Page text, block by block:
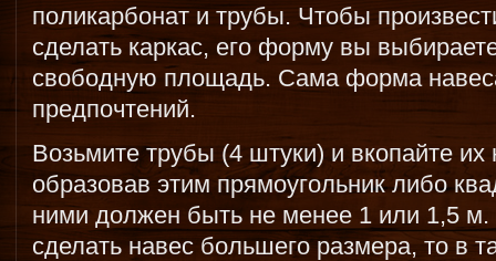
поликарбонат и трубы. Чтобы
сделать каркас, его форму вы
свободную площадь. Сама форма
предпочтений.
Возьмите трубы (4 штуки) и вкопайте
образовав этим прямоугольник либо
ними должен быть не менее 1 или 1,5 м.
сделать навес большего размера, то в